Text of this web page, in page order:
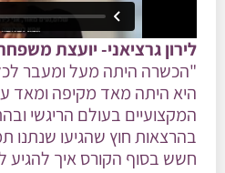
לירון גרציאני- יועצת
"הכשרה היתה מעל ומעבר לכל
היא היתה מאד מקיפה ומאד
המקצועיים בעולם הריגשי
בהרצאות חוץ שהגיעו שנתנו
חשש בסוף הקורס איך להגיע